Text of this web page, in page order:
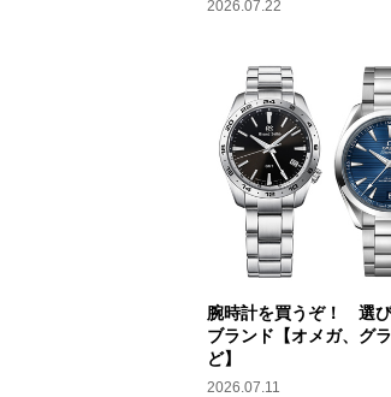
2026.07.22
腕時計を買うぞ！ 選
ブランド【オメガ、グ
ど】
2026.07.11